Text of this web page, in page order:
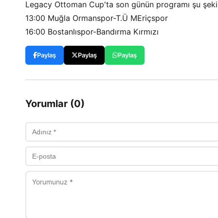
Legacy Ottoman Cup'ta son günün programı şu
13:00 Muğla Ormanspor-T.Ü MEriçspor
16:00 Bostanlıspor-Bandırma Kırmızı
Paylaş Paylaş Paylaş
Yorumlar (0)